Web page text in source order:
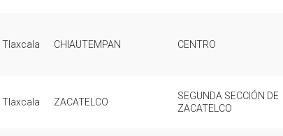
Tlaxcala CHIAUTEMPAN CENTRO
Tlaxcala ZACATELCO
SEGUNDA SECCIÓN DE
ZACATELCO